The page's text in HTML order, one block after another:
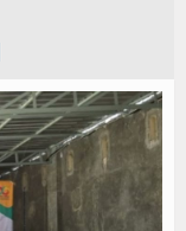
Jadi Rp 3,14 Triliun,
Bobotoh Doakan
Perkuat Pasar
Rakor Pemerintahan
Barito Utara Dalami